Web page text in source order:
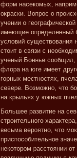
форм насекомых,
окраски. Вопрос о
учении о
имеющие определенный
условий существования
стоит в связи с
ученый Боннье сообщил,
флора на юге имеет
горных местностях,
севере. Возможно, что
на крыльях у южных
Большее развитие на
строительного
весьма вероятно, что
приспособительное
некотором расстоянии